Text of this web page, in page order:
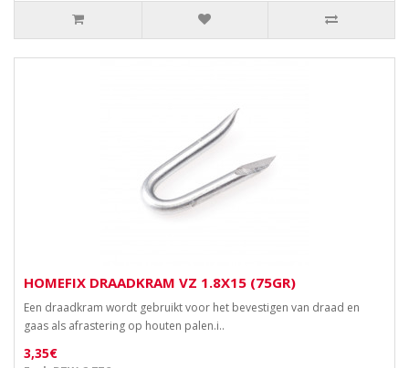
HOMEFIX DRAADKRAM VZ 1.8X15 (75GR)
Een draadkram wordt gebruikt voor het bevestigen van draad en
gaas als afrastering op houten palen.i..
3,35€